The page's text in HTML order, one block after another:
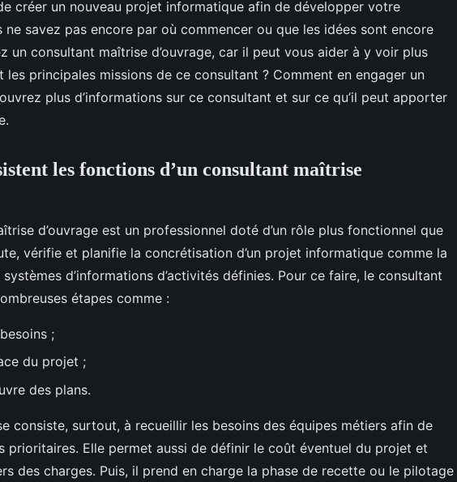
: missions
créer un nouveau projet informatique afin de développer votre
ne savez pas encore par où commencer ou que les idées sont encore
un consultant maîtrise d’ouvrage, car il peut vous aider à y voir plus
les principales missions de ce consultant ? Comment en engager un
plus d’informations sur ce consultant et sur ce qu’il peut apporter
les fonctions d’un consultant maîtrise
d’ouvrage est un professionnel doté d’un rôle plus fonctionnel que
vérifie et planifie la concrétisation d’un projet informatique comme la
d’informations d’activités définies. Pour ce faire, le consultant
étapes comme :
;
du projet ;
des plans.
consiste, surtout, à recueillir les besoins des équipes métiers afin de
prioritaires. Elle permet aussi de définir le coût éventuel du projet et
des charges. Puis, il prend en charge la phase de recette ou le pilotage